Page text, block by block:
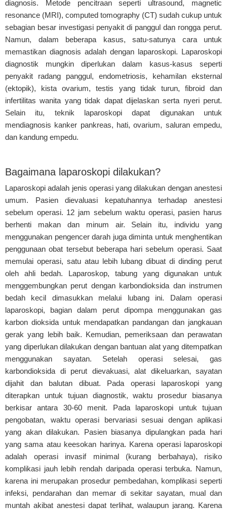
diagnosis. Metode pencitraan seperti ultrasound, magnetic
resonance (MRI), computed tomography (CT) sudah cukup untuk
sebagian besar investigasi penyakit di panggul dan rongga perut.
Namun, dalam beberapa kasus, satu-satunya cara untuk
memastikan diagnosis adalah dengan laparoskopi. Laparoskopi
diagnostik mungkin diperlukan dalam kasus-kasus seperti
penyakit radang panggul, endometriosis, kehamilan eksternal
(ektopik), kista ovarium, testis yang tidak turun, fibroid dan
infertilitas wanita yang tidak dapat dijelaskan serta nyeri perut.
Selain itu, teknik laparoskopi dapat digunakan untuk
mendiagnosis kanker pankreas, hati, ovarium, saluran empedu,
dan kandung empedu.
Bagaimana laparoskopi dilakukan?
Laparoskopi adalah jenis operasi yang dilakukan dengan anestesi
umum. Pasien dievaluasi kepatuhannya terhadap anestesi
sebelum operasi. 12 jam sebelum waktu operasi, pasien harus
berhenti makan dan minum air. Selain itu, individu yang
menggunakan pengencer darah juga diminta untuk menghentikan
penggunaan obat tersebut beberapa hari sebelum operasi. Saat
memulai operasi, satu atau lebih lubang dibuat di dinding perut
oleh ahli bedah. Laparoskop, tabung yang digunakan untuk
menggembungkan perut dengan karbondioksida dan instrumen
bedah kecil dimasukkan melalui lubang ini. Dalam operasi
laparoskopi, bagian dalam perut dipompa menggunakan gas
karbon dioksida untuk mendapatkan pandangan dan jangkauan
gerak yang lebih baik. Kemudian, pemeriksaan dan perawatan
yang diperlukan dilakukan dengan bantuan alat yang ditempatkan
menggunakan sayatan. Setelah operasi selesai, gas
karbondioksida di perut dievakuasi, alat dikeluarkan, sayatan
dijahit dan balutan dibuat. Pada operasi laparoskopi yang
diterapkan untuk tujuan diagnostik, waktu prosedur biasanya
berkisar antara 30-60 menit. Pada laparoskopi untuk tujuan
pengobatan, waktu operasi bervariasi sesuai dengan aplikasi
yang akan dilakukan. Pasien biasanya dipulangkan pada hari
yang sama atau keesokan harinya. Karena operasi laparoskopi
adalah operasi invasif minimal (kurang berbahaya), risiko
komplikasi jauh lebih rendah daripada operasi terbuka. Namun,
karena ini merupakan prosedur pembedahan, komplikasi seperti
infeksi, pendarahan dan memar di sekitar sayatan, mual dan
muntah akibat anestesi dapat terlihat, walaupun jarang. Karena